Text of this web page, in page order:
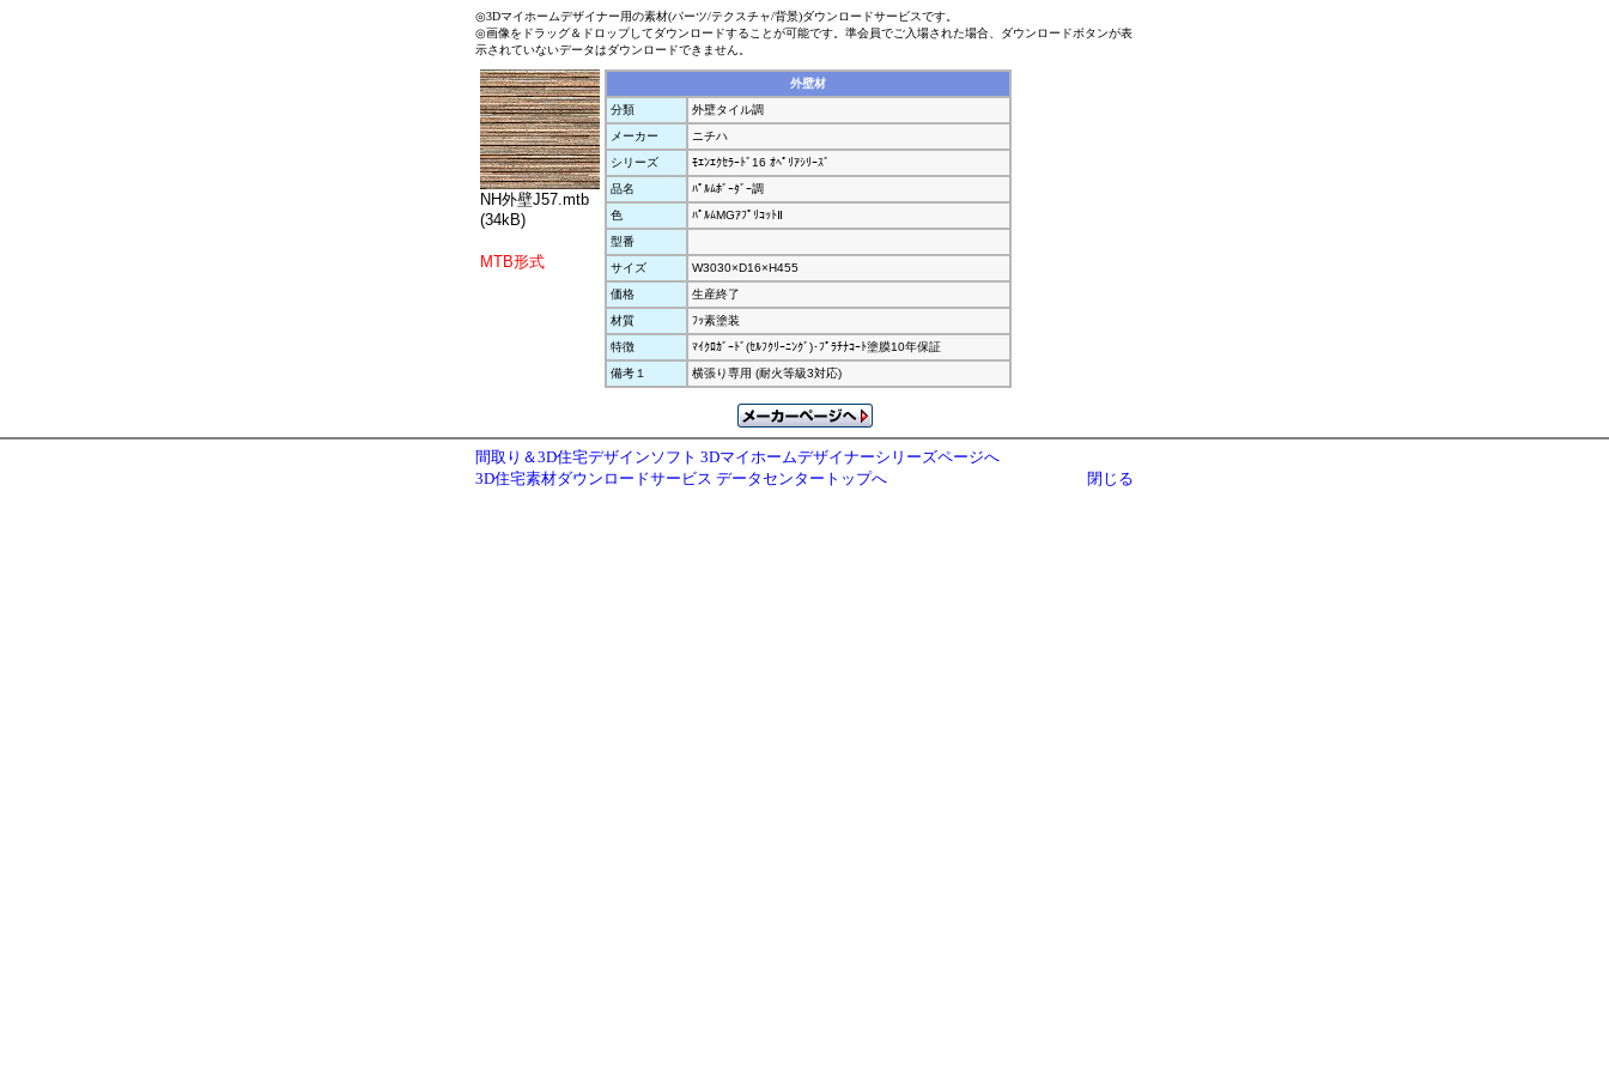
◎3Dマイホームデザイナー用の素材(パーツ/テクスチャ/背景)ダウンロードサービスです。
◎画像をドラッグ＆ドロップしてダウンロードすることが可能です。準会員でご入場された場合、ダウンロードボタンが表
示されていないデータはダウンロードできません。
NH外壁J57.mtb
(34kB)
MTB形式
外壁材
分類
外壁タイル調
メーカー
ニチハ
シリーズ
ﾓｴﾝｴｸｾﾗｰﾄﾞ16 ｵﾍﾟﾘｱｼﾘｰｽﾞ
品名
ﾊﾟﾙﾑﾎﾞｰﾀﾞｰ調
色
ﾊﾟﾙﾑMGｱﾌﾟﾘｺｯﾄⅡ
型番
サイズ
W3030×D16×H455
価格
生産終了
材質
ﾌｯ素塗装
特徴
ﾏｲｸﾛｶﾞｰﾄﾞ(ｾﾙﾌｸﾘｰﾆﾝｸﾞ)･ﾌﾟﾗﾁﾅｺｰﾄ塗膜10年保証
備考１
横張り専用 (耐火等級3対応)
間取り＆3D住宅デザインソフト 3Dマイホームデザイナーシリーズページへ
3D住宅素材ダウンロードサービス データセンタートップへ
閉じる